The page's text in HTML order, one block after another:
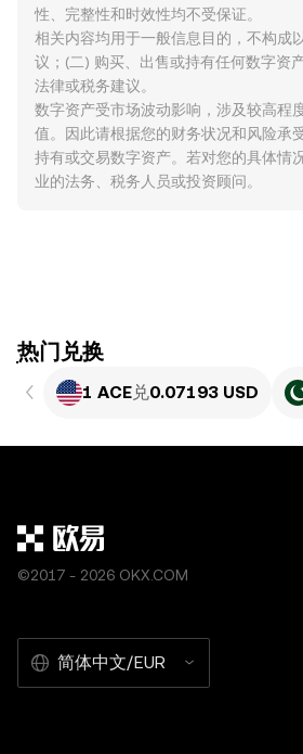
性、完整性和时效性均不受保证。
相关内容均用于一般信息目的，不构成
议；(二) 购买、出售或持有任何数字资
法律或税务建议。
数字资产受市场波动影响，涉及较高程
值。因此请根据您的财务状况和风险承
持有或交易数字资产。若对您的具体情
业的法务、税务人员或投资顾问。
ִִִִִִִִִִִִִִִִִִִִִִִִִִִִִִִִִִִִִִִִִִִִִִִִ热门兑换
1 ACE兑0.07193 USD
©2017 - 2026 OKX.COM
简体中文/EUR